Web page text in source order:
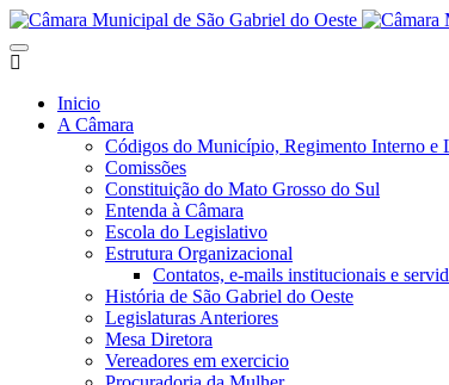
Inicio
A Câmara
Códigos do Município, Regimento Interno e
Comissões
Constituição do Mato Grosso do Sul
Entenda à Câmara
Escola do Legislativo
Estrutura Organizacional
Contatos, e-mails institucionais e
História de São Gabriel do Oeste
Legislaturas Anteriores
Mesa Diretora
Vereadores em exercicio